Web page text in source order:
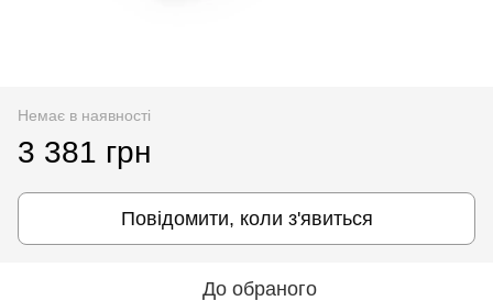
Немає в наявності
3 381 грн
Повідомити, коли з'явиться
До обраного